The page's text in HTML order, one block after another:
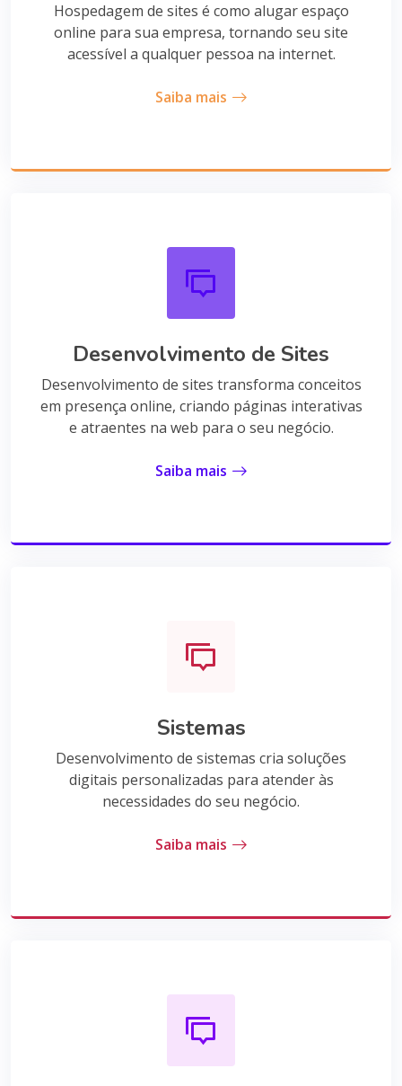
Hospedagem de sites é como alugar espaço
online para sua empresa, tornando seu site
acessível a qualquer pessoa na internet.
Saiba mais
Desenvolvimento de Sites
Desenvolvimento de sites transforma conceitos
em presença online, criando páginas interativas
e atraentes na web para o seu negócio.
Saiba mais
Sistemas
Desenvolvimento de sistemas cria soluções
digitais personalizadas para atender às
necessidades do seu negócio.
Saiba mais